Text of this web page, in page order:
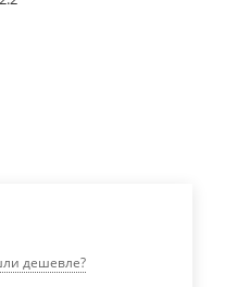
дешевле?